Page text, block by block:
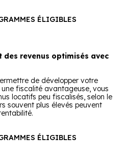
ÉLIGIBLES
revenus optimisés avec
de développer votre
fiscalité avantageuse, vous
locatifs peu fiscalisés, selon le
souvent plus élevés peuvent
ÉLIGIBLES